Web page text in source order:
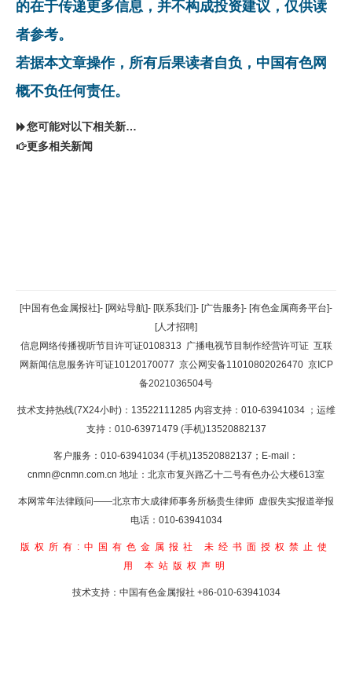
的在于传递更多信息，并不构成投资建议，仅供读
者参考。
若据本文章操作，所有后果读者自负，中国有色网
概不负任何责任。
您可能对以下相关新闻同样感兴趣
更多相关新闻
返回顶部
返回首页
[中国有色金属报社]- [网站导航]- [联系我们]- [广告服务]- [有色金属商务平台]-
[人才招聘]
信息网络传播视听节目许可证0108313 广播电视节目制作经营许可证 互联
网新闻信息服务许可证10120170077 京公网安备11010802026470 京ICP
备2021036504号
技术支持热线(7X24小时)：13522111285 内容支持：010-63941034 ；运维
支持：010-63971479 (手机)13520882137
客户服务：010-63941034 (手机)13520882137；E-mail：
cnmn@cnmn.com.cn 地址：北京市复兴路乙十二号有色办公大楼613室
本网常年法律顾问——北京市大成律师事务所杨贵生律师 虚假失实报道举报
电话：010-63941034
版权所有:中国有色金属报社
未经书面授权禁止使
用 本站版权声明
技术支持：中国有色金属报社 +86-010-63941034